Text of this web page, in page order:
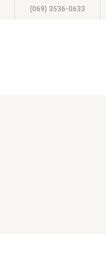
(069) 3536-0633